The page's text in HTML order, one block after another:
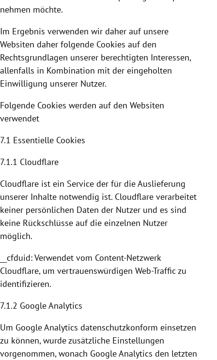
nehmen möchte.
Im Ergebnis verwenden wir daher auf unsere
Websiten daher folgende Cookies auf den
Rechtsgrundlagen unserer berechtigten Interessen,
allenfalls in Kombination mit der eingeholten
Einwilligung unserer Nutzer.
Folgende Cookies werden auf den Websiten
verwendet
7.1 Essentielle Cookies
7.1.1 Cloudflare
Cloudflare ist ein Service der für die Auslieferung
unserer Inhalte notwendig ist. Cloudflare verarbeitet
keiner persönlichen Daten der Nutzer und es sind
keine Rückschlüsse auf die einzelnen Nutzer
möglich.
__cfduid: Verwendet vom Content-Netzwerk
Cloudflare, um vertrauenswürdigen Web-Traffic zu
identifizieren.
7.1.2 Google Analytics
Um Google Analytics datenschutzkonform einsetzen
zu können, wurde zusätzliche Einstellungen
vorgenommen, wonach Google Analytics den letzten